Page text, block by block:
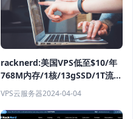
racknerd:美国VPS低至$10/年
768M内存/1核/13gSSD/1T流量
多机房可选
VPS云服务器2024-04-04